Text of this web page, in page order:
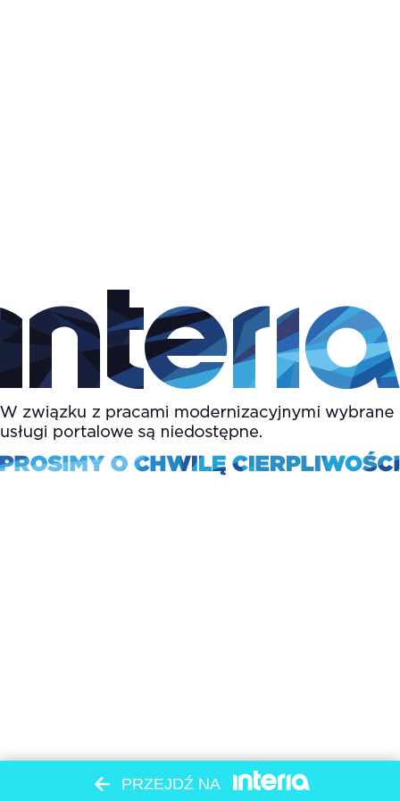
PRZEJDŹ NA